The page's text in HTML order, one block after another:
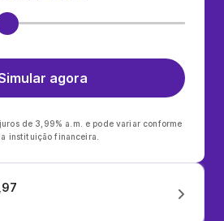
agora
de 3,99% a.m. e pode variar conforme
instituição financeira.